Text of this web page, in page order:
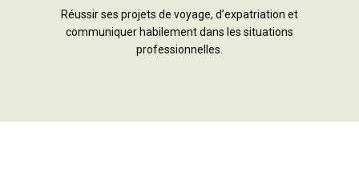
Réussir ses projets de voyage, d’expatriation et
communiquer habilement dans les situations
professionnelles.